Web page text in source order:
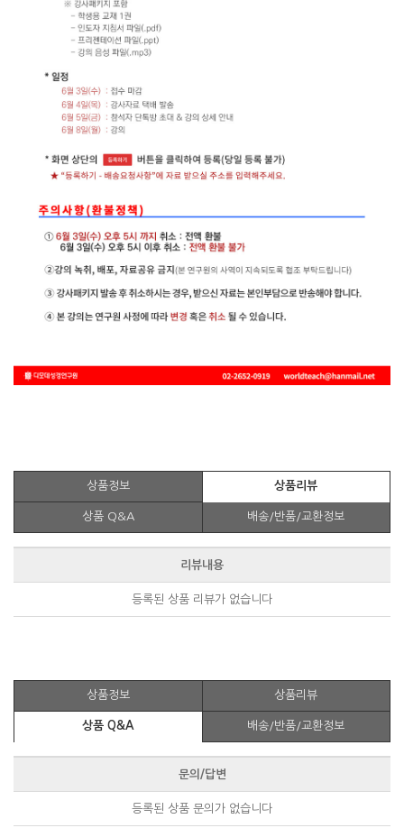
상품정보 상품리뷰
상품 Q&A 배송/반품/교환정보
리뷰내용
등록된 상품 리뷰가 없습니다
상품정보 상품리뷰
상품 Q&A 배송/반품/교환정보
문의/답변
등록된 상품 문의가 없습니다